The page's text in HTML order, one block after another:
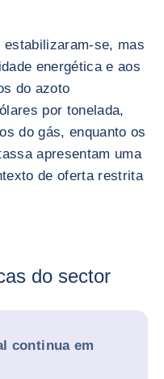
se, mas
energética e aos
do azoto
por tonelada,
do gás, enquanto os
apresentam uma
de oferta restrita
do sector
continua em